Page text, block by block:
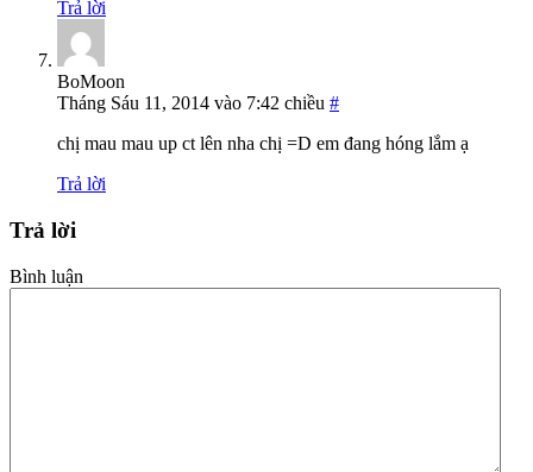
Trả lời
BoMoon
Tháng Sáu 11, 2014 vào 7:42 chiều #
chị mau mau up ct lên nha chị =D em đang hóng lắm ạ
Trả lời
Trả lời
Bình luận